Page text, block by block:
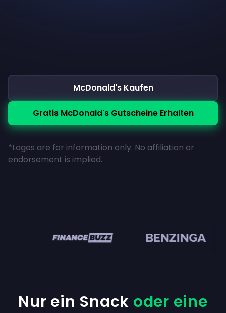
McDonald's Kaufen
Gratis McDonald's Gutscheine Erhalten
*Logos are for information only. No affiliation or
endorsement is implied.
Nur ein Snack oder eine